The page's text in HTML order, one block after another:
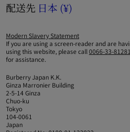
配送先 日本 (¥)
Modern Slavery Statement
If you are using a screen-reader and are
using this website, please call 0066-33-
for assistance.
Burberry Japan K.K.
Ginza Marronier Building
2-5-14 Ginza
Chuo-ku
Tokyo
104-0061
Japan